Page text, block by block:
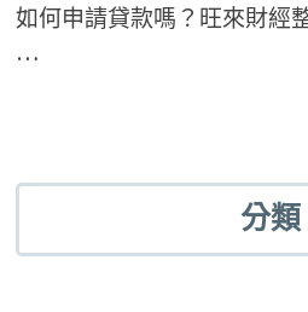
如何申請貸款嗎？旺來財經
…
分類